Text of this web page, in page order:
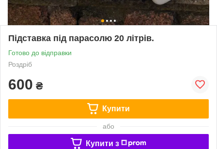
Підставка під парасолю 20 літрів.
Готово до відправки
Роздріб
600 ₴
Купити
або
Купити з